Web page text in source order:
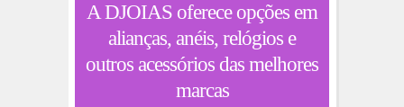
A DJOIAS oferece opções em
alianças, anéis, relógios e
outros acessórios das melhores
marcas